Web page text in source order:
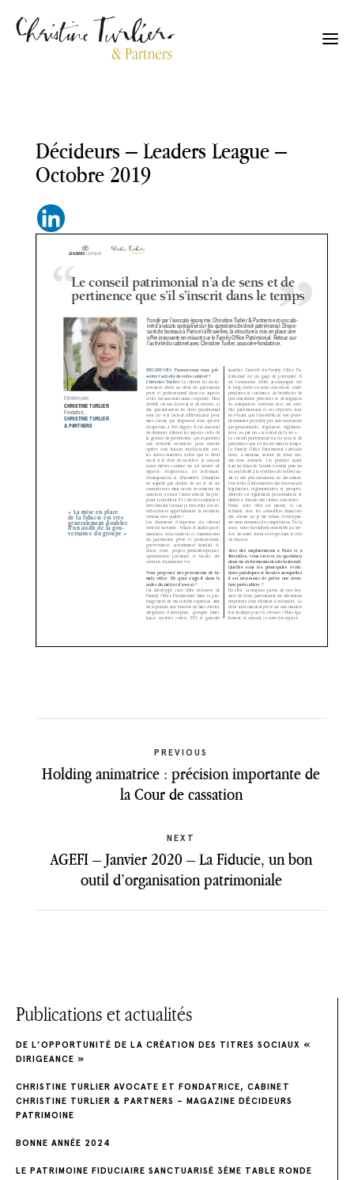
Décideurs – Leaders League –
Octobre 2019
a
a
o
n
e
l
’
PREVIOUS
post:
Holding animatrice : précision importante de
la Cour de cassation
NEXT
post:
AGEFI – Janvier 2020 – La Fiducie, un bon
outil d’organisation patrimoniale
Publications et actualités
DE L’OPPORTUNITÉ DE LA CRÉATION DES TITRES SOCIAUX «
DIRIGEANCE »
CHRISTINE TURLIER AVOCATE ET FONDATRICE, CABINET
CHRISTINE TURLIER & PARTNERS – MAGAZINE DÉCIDEURS
PATRIMOINE
BONNE ANNÉE 2024
LE PATRIMOINE FIDUCIAIRE SANCTUARISÉ 3ÈME TABLE RONDE